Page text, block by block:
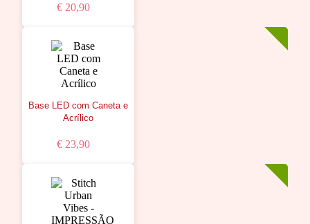
€ 20,90
Base LED com Caneta e
Acrílico
€ 23,90